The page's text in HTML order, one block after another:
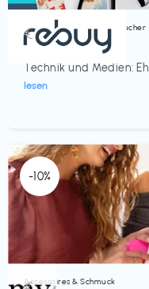
Bücher, Magazine & Hörbücher
rebuy
Technik und Medien:
lesen
€‎
-10%
Accessoires & Schmuck